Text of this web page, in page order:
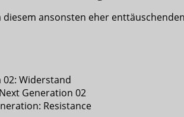
ansonsten eher
02: Widerstand
Generation 02
Resistance